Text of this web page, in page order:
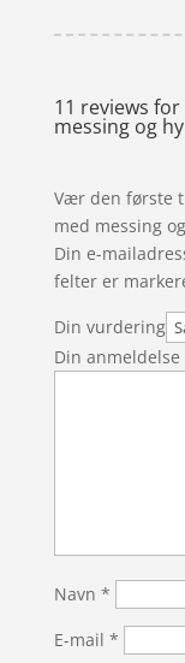
11 reviews for
messing og
Vær den første
med messing
Din e-
felter er
Din vurdering
Din anmeldelse
Navn *
E-mail *